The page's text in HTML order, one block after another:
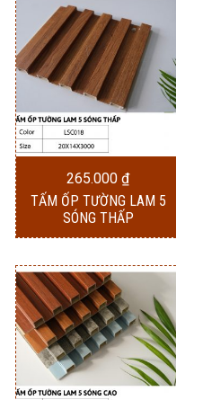
265.000 ₫
TẤM ỐP TƯỜNG LAM 5
SÓNG THẤP